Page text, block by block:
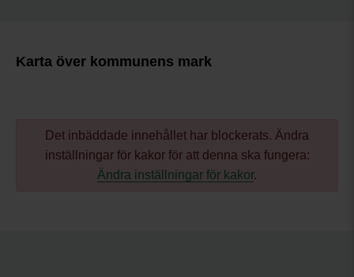
Karta över kommunens mark
Det inbäddade innehållet har blockerats. Ändra
inställningar för kakor för att denna ska fungera:
Ändra inställningar för kakor.